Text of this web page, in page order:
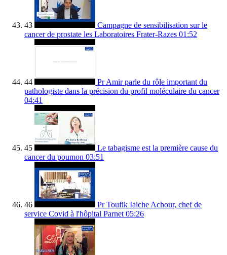
43
Campagne de sensibilisation sur le
cancer de prostate les Laboratoires Frater-Razes 01:52
44
Pr Amir parle du rôle important du
pathologiste dans la précision du profil moléculaire du cancer
04:41
45
Le tabagisme est la première cause du
cancer du poumon 03:51
46
Pr Toufik Iaiche Achour, chef de
service Covid à l'hôpital Parnet 05:26